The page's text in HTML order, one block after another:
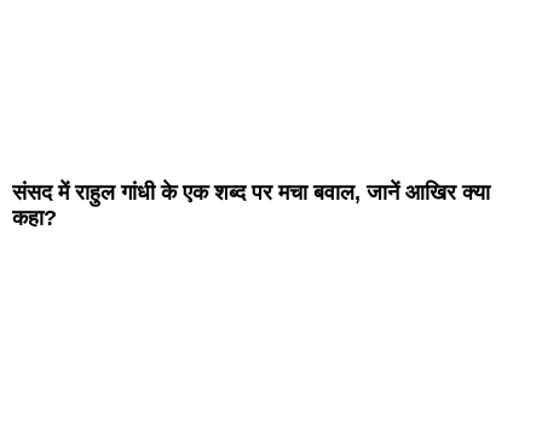
संसद में राहुल गांधी के एक शब्द पर मचा बवाल, जानें आखिर क्या
कहा?